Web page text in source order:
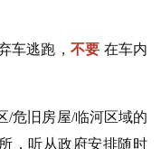
车逃跑， 不要 在车内
/危旧房屋/临河区域的
，听从政府安排随时